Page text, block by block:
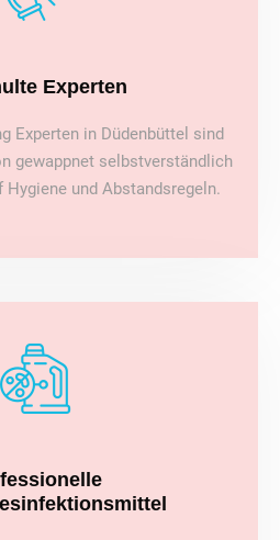
Experten
Experten in Düdenbüttel sind
gewappnet selbstverständlich
und Abstandsregeln.